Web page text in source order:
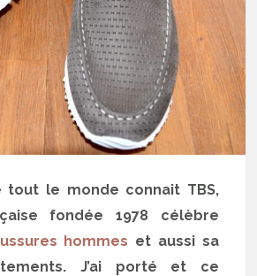
tout le monde connait TBS,
fondée 1978 célèbre
hommes et aussi sa
J’ai porté et ce